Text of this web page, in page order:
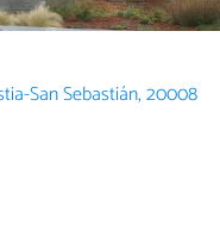
San Sebastián, 20008